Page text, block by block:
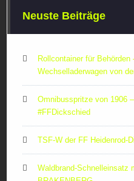
Neuste Beiträge
Rollcontainer für Behörden
Wechselladerwagen von
Omnibusspritze von 1906
#FFDickschied
TSF-W der FF Heidenrod-
Waldbrand-Schnelleinsatz